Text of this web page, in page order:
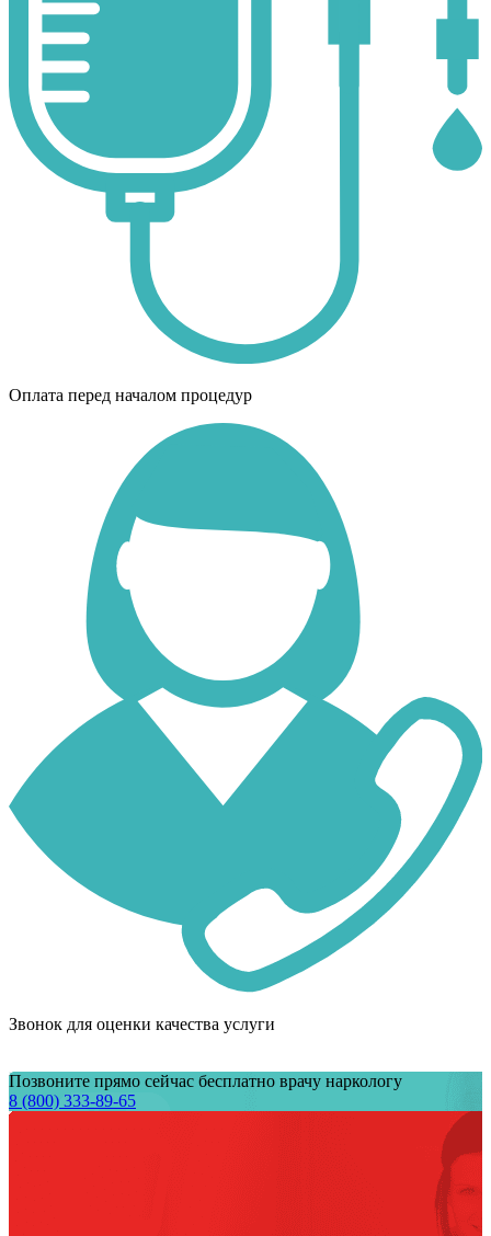
Оплата перед началом процедур
Звонок для оценки качества услуги
Позвоните прямо сейчас бесплатно врачу наркологу
8 (800) 333-89-65